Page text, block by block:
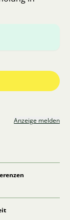
Anzeige melden